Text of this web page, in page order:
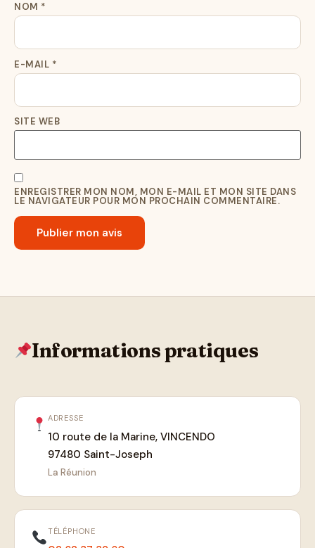
NOM *
E-MAIL *
SITE WEB
ENREGISTRER MON NOM, MON E-MAIL ET MON SITE DANS
LE NAVIGATEUR POUR MON PROCHAIN COMMENTAIRE.
Informations pratiques
ADRESSE
10 route de la Marine, VINCENDO
97480 Saint-Joseph
La Réunion
TÉLÉPHONE